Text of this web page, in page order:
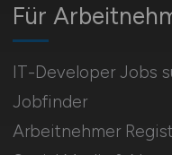
Für
IT-Developer Jobs
Jobfinder
Arbeitnehmer